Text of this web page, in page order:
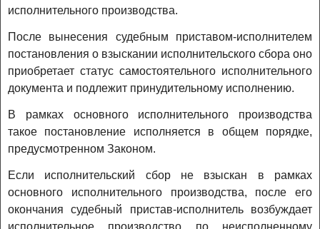
исполнительного производства.
После вынесения судебным приставом-исполнителем
постановления о взыскании исполнительского сбора оно
приобретает статус самостоятельного исполнительного
документа и подлежит принудительному исполнению.
В рамках основного исполнительного производства
такое постановление исполняется в общем порядке,
предусмотренном Законом.
Если исполнительский сбор не взыскан в рамках
основного исполнительного производства, после его
окончания судебный пристав-исполнитель возбуждает